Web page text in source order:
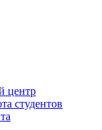
центр
студентов